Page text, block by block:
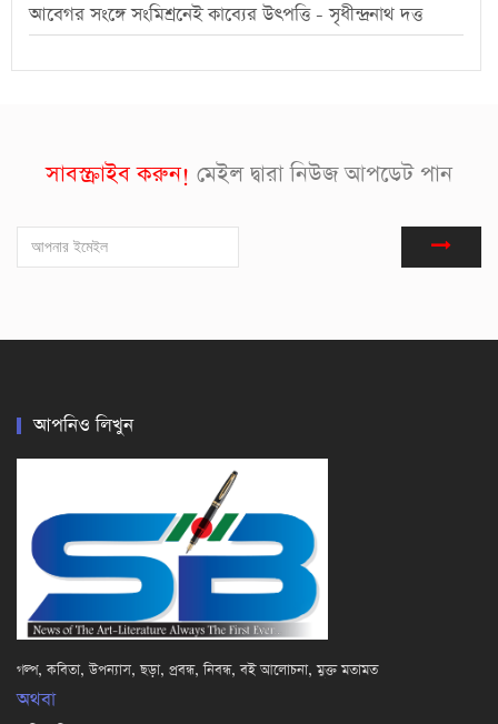
আবেগর সংঙ্গে সংমিশ্রনেই কাব্যের উৎপত্তি - সৃধীন্দ্রনাথ দত্ত
সাবস্ক্রাইব করুন! মেইল দ্বারা নিউজ আপডেট পান
আপনিও লিখুন
গল্প, কবিতা, উপন্যাস, ছড়া, প্রবন্ধ, নিবন্ধ, বই আলোচনা, মুক্ত মতামত
অথবা